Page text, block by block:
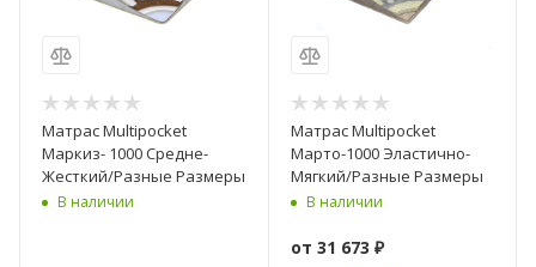
Матрас Multipocket
Маркиз- 1000 Средне-
Жесткий/Разные Размеры
В наличии
Матрас Multipocket
Марто-1000 Эластично-
Мягкий/Разные Размеры
В наличии
от 31 673 ₽